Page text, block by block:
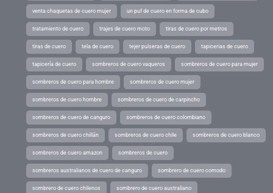
venta chaquetas de cuero mujer un puf de cuero en forma de cubo
tratamiento de cuero trajes de cuero moto tiras de cuero por metros
tiras de cuero tela de cuero tejer pulseras de cuero tapicerias de cuero
tapicería de cuero sombreros de cuero vaqueros sombreros de cuero para mujer
sombreros de cuero para hombre sombreros de cuero mujer
sombreros de cuero hombre sombreros de cuero de carpincho
sombreros de cuero de canguro sombreros de cuero colombiano
sombreros de cuero chillán sombreros de cuero chile sombreros de cuero blanco
sombreros de cuero amazon sombreros de cuero
sombreros australianos de cuero de canguro sombrero de cuero comodo
sombrero de cuero chilenos sombrero de cuero australiano